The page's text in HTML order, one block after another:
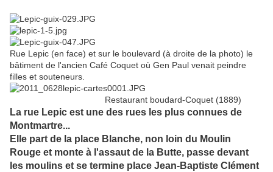
Rue Lepic (en face) et sur le boulevard (à droite de la photo) le
bâtiment de l'ancien Café Coquet où Gen Paul venait peindre
filles et souteneurs.
Restaurant boudard-Coquet (1889)
La rue Lepic est une des rues les plus connues de
Montmartre...
Elle part de la place Blanche, non loin du Moulin
Rouge et monte à l'assaut de la Butte, passe devant
les moulins et se termine place Jean-Baptiste Clément